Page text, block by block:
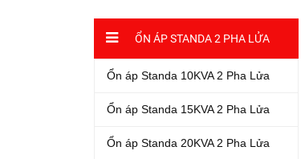
ỔN ÁP STANDA 2 PHA LỬA
Ổn áp Standa 10KVA 2 Pha Lửa
Ổn áp Standa 15KVA 2 Pha Lửa
Ổn áp Standa 20KVA 2 Pha Lửa